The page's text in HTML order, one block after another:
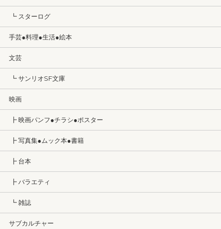
┗ スターログ
手芸●料理●生活●絵本
文芸
┗ サンリオSF文庫
映画
┣ 映画パンフ●チラシ●ポスター
┣ 写真集●ムック本●書籍
┣ 台本
┣ バラエティ
┗ 雑誌
サブカルチャー